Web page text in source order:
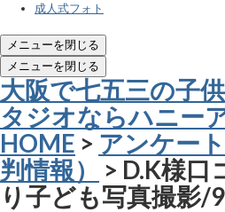
成人式フォト
メニューを閉じる
メニューを閉じる
大阪で七五三の子
タジオならハニー
HOME > アンケー
判情報）
> D.K様口
り子ども写真撮影/